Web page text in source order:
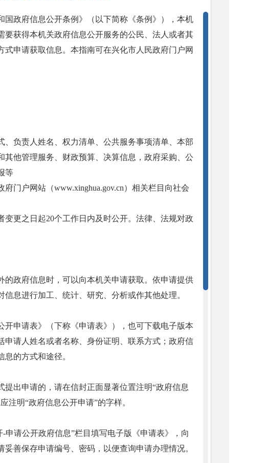
政府信息公开条例》（以下简称《条例》），本机
获得本机关政府信息公开服务的公民、法人或者其
申请获取信息。本指南可在兴化市人民政府门户网
负责人姓名、权力清单、公共服务事项清单、本部
他管理服务、财政预算、决算信息，政府采购、公
等
门户网站（www.xinghua.gov.cn）相关栏目向社会
更之日起20个工作日内及时公开。法律、法规对政
政府信息时，可以向本机关申请获取。依申请提供
息进行加工、统计、研究、分析或作其他处理。
申请表》（下称《申请表》），也可下载电子版本
申请人姓名或者名称、身份证明、联系方式；政府信
的方式和途径。
出申请的，请在信封正面显著位置注明“政府信息
注明“政府信息公开申请”的字样。
请公开政府信息”栏目填写电子版《申请表》，向
善保存申请编号、密码，以便查询申请办理情况。